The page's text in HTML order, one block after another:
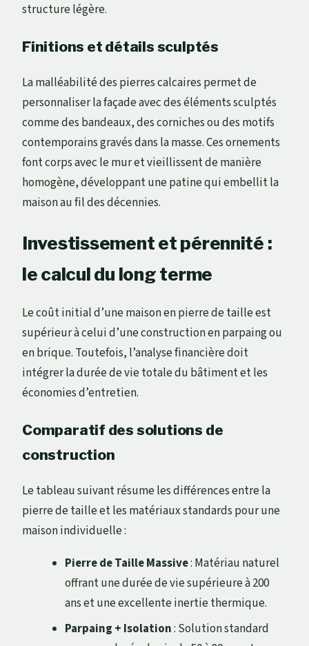
structure légère.
Finitions et détails sculptés
La malléabilité des pierres calcaires permet de
personnaliser la façade avec des éléments sculptés
comme des bandeaux, des corniches ou des motifs
contemporains gravés dans la masse. Ces ornements
font corps avec le mur et vieillissent de manière
homogène, développant une patine qui embellit la
maison au fil des décennies.
Investissement et pérennité :
le calcul du long terme
Le coût initial d’une maison en pierre de taille est
supérieur à celui d’une construction en parpaing ou
en brique. Toutefois, l’analyse financière doit
intégrer la durée de vie totale du bâtiment et les
économies d’entretien.
Comparatif des solutions de
construction
Le tableau suivant résume les différences entre la
pierre de taille et les matériaux standards pour une
maison individuelle :
Pierre de Taille Massive: Matériau naturel
offrant une durée de vie supérieure à 200
ans et une excellente inertie thermique.
Parpaing + Isolation: Solution standard